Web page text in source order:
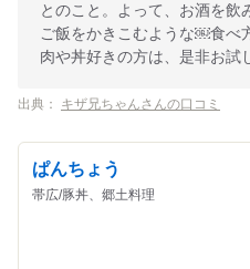
とのこと。よって、お酒を飲
ご飯をかきこむような￼食べ
肉や丼好きの方は、是非お
出典： キザ兄ちゃんさんの口コミ
ぱんちょう
帯広/豚丼、郷土料理